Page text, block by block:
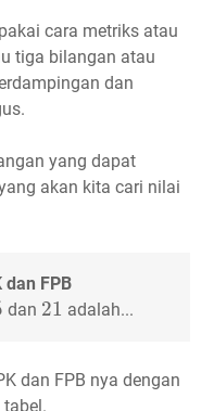
cara metriks atau
tiga bilangan atau
dan
yang dapat
akan kita cari nilai
dan FPB
dan 21
21 adalah...
dan FPB nya dengan